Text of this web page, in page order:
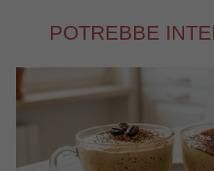
POTREBBE